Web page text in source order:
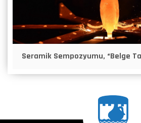
Seramik Sempozyumu, “Belge